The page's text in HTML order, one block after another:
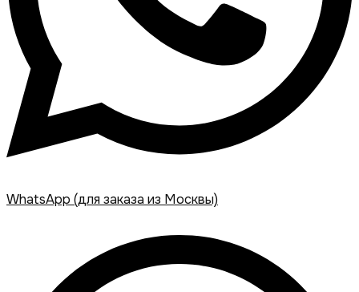
WhatsApp (для заказа из Москвы)